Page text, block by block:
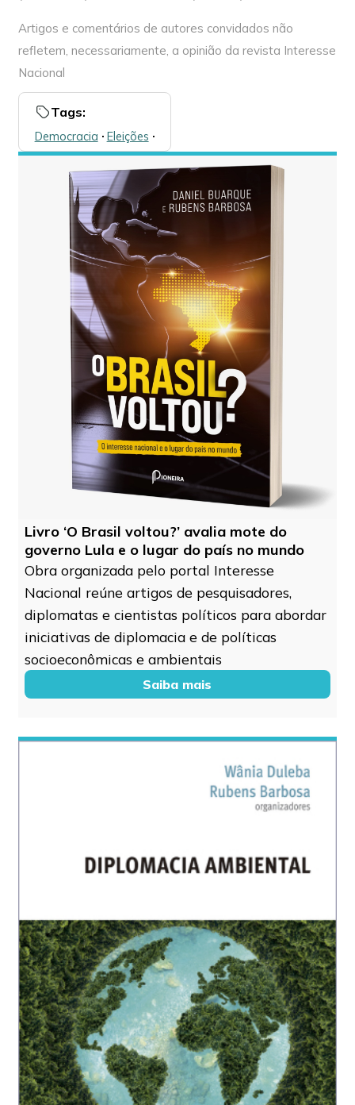
Artigos e comentários de autores convidados não
refletem, necessariamente, a opinião da revista Interesse
Nacional
Tags:
Democracia 🞌 Eleições 🞌
Livro ‘O Brasil voltou?’ avalia mote do
governo Lula e o lugar do país no mundo
Obra organizada pelo portal Interesse
Nacional reúne artigos de pesquisadores,
diplomatas e cientistas políticos para abordar
iniciativas de diplomacia e de políticas
socioeconômicas e ambientais
Saiba mais